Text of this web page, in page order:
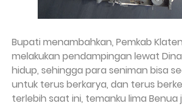
Bupati menambahkan, Pemkab
melakukan pendampingan lewat
hidup, sehingga para seniman bisa
untuk terus berkarya, dan terus
terlebih saat ini, temanku lima Benua